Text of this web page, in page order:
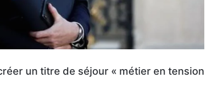
un titre de séjour « métier en tension »